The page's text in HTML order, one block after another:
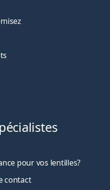
pour vos lentilles?
contact